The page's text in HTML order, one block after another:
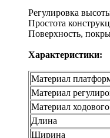
Регулировка
Простота
Поверхность,
Характеристики:
Материал
Материал
Материал
Длина
Ширина